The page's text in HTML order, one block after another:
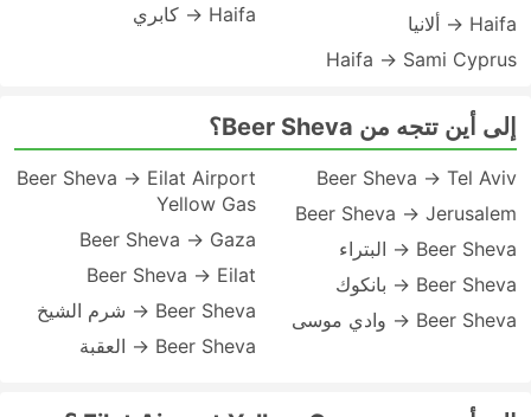
Haifa → ألانيا
Haifa → Sami Cyprus
Haifa → كابري
إلى أين تتجه من Beer Sheva؟
Beer Sheva → Tel Aviv
Beer Sheva → Jerusalem
Beer Sheva → البتراء
Beer Sheva → بانكوك
Beer Sheva → وادي موسى
Beer Sheva → Eilat Airport
Yellow Gas
Beer Sheva → Gaza
Beer Sheva → Eilat
Beer Sheva → شرم الشيخ
Beer Sheva → العقبة